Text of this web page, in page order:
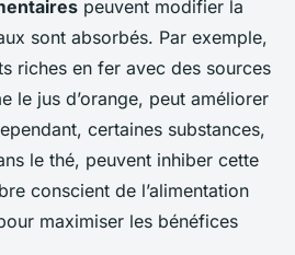
peuvent modifier la
sont absorbés. Par exemple,
riches en fer avec des sources
le jus d’orange, peut améliorer
certaines substances,
le thé, peuvent inhiber cette
conscient de l’alimentation
maximiser les bénéfices